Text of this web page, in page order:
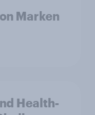
Marken
Health-